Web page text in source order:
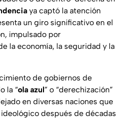
ya captó la atención
un giro significativo en el
, impulsado por
la economía, la seguridad y la
de gobiernos de
la “ola azul” o “derechización”
en diversas naciones que
después de décadas